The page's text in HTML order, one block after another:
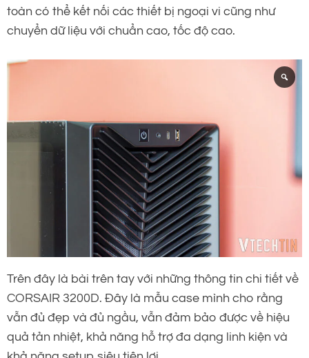
toàn có thể kết nối các thiết bị ngoại vi cũng như
chuyển dữ liệu với chuẩn cao, tốc độ cao.
Trên đây là bài trên tay với những thông tin chi tiết về
CORSAIR 3200D. Đây là mẫu case mình cho rằng
vẫn đủ đẹp và đủ ngầu, vẫn đảm bảo được về hiệu
quả tản nhiệt, khả năng hỗ trợ đa dạng linh kiện và